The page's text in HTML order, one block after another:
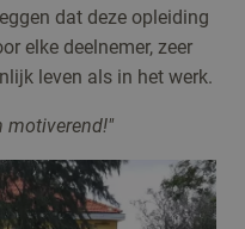
dat deze opleiding
elke deelnemer, zeer
leven als in het werk.
motiverend!"